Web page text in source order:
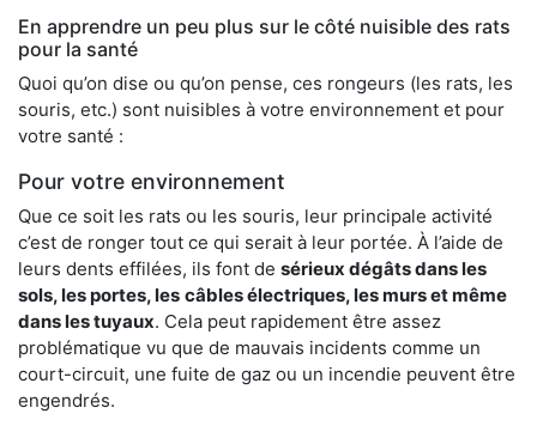
En apprendre un peu plus sur le côté nuisible des rats
pour la santé
Quoi qu’on dise ou qu’on pense, ces rongeurs (les rats, les
souris, etc.) sont nuisibles à votre environnement et pour
votre santé :
Pour votre environnement
Que ce soit les rats ou les souris, leur principale activité
c’est de ronger tout ce qui serait à leur portée. À l’aide de
leurs dents effilées, ils font de sérieux dégâts dans les
sols, les portes, les câbles électriques, les murs et même
dans les tuyaux. Cela peut rapidement être assez
problématique vu que de mauvais incidents comme un
court-circuit, une fuite de gaz ou un incendie peuvent être
engendrés.